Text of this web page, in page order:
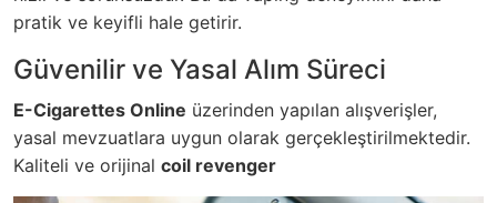
pratik ve keyifli hale getirir.
Güvenilir ve Yasal Alım Süreci
E-Cigarettes Online üzerinden yapılan alışverişler,
yasal mevzuatlara uygun olarak gerçekleştirilmektedir.
Kaliteli ve orijinal coil revenger